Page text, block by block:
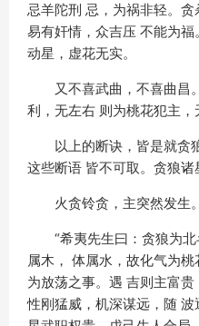
忌羊陀刑 忌，为祸非轻。贪
易有奸情，众吉压 不能为
动星，虚花无实。
又不喜武曲，不喜曲昌
利，无左右 则为桃花犯主，
以上的断诀，皆是就贪
这些断语 皆不可取。贪狼诸
火贪铃贪，主突然发生
“希夷先生曰：贪狼为
属木， 体属水，故化气为
为放荡之事。遇 吉则主富
性刚猛威，机深谋远，随